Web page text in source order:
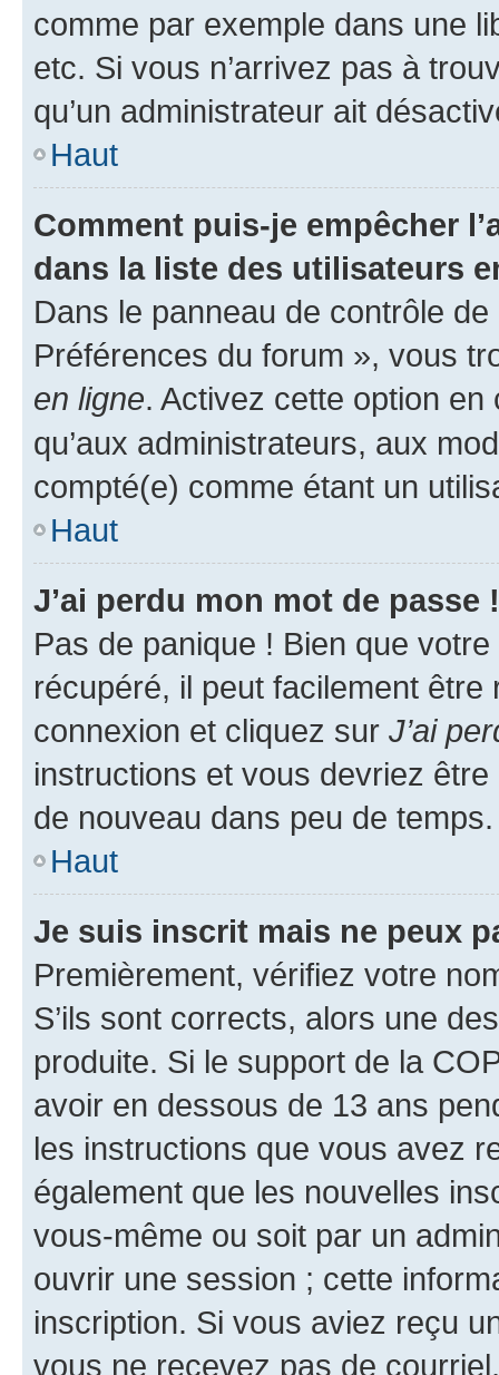
comme par exemple dans une
etc. Si vous n’arrivez pas à
qu’un administrateur ait
Haut
Comment puis-je empêcher
dans la liste des utilisateurs
Dans le panneau de contrôle
Préférences du forum », vous
en ligne. Activez cette option
qu’aux administrateurs, aux
compté(e) comme étant un
Haut
J’ai perdu mon mot de passe !
Pas de panique ! Bien que
récupéré, il peut facilement
connexion et cliquez sur J’ai
instructions et vous devriez
de nouveau dans peu de temps.
Haut
Je suis inscrit mais ne peux
Premièrement, vérifiez votre
S’ils sont corrects, alors une
produite. Si le support de la
avoir en dessous de 13 ans
les instructions que vous avez
également que les nouvelles
vous-même ou soit par un
ouvrir une session ; cette
inscription. Si vous aviez reçu
vous ne recevez pas de